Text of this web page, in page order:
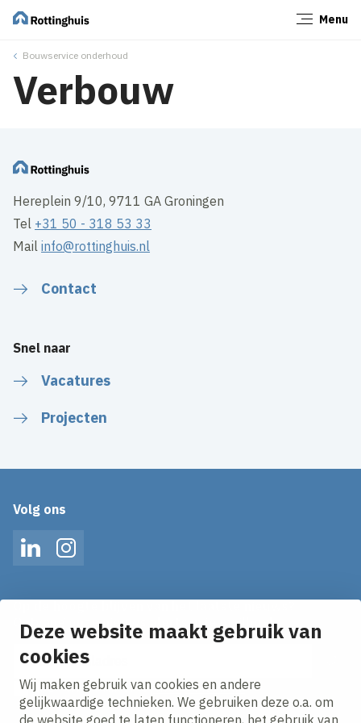
Deze website maakt gebruik van
cookies
Wij maken gebruik van cookies en andere
gelijkwaardige technieken. We gebruiken deze o.a. om
de website goed te laten functioneren, het gebruik van
Menu
Bouwservice onderhoud
Verbouw
Hereplein 9/10, 9711 GA Groningen
Tel +31 50 - 318 53 33
Mailinfo@rottinghuis.nl
Contact
Snel naar
Vacatures
Projecten
Volg ons
LinkedInInstagram
Ontvang onze nieuws alerts in je mailbox!
E-mailadres
Ik ga akkoord met hetprivacy statement.
Sluiten